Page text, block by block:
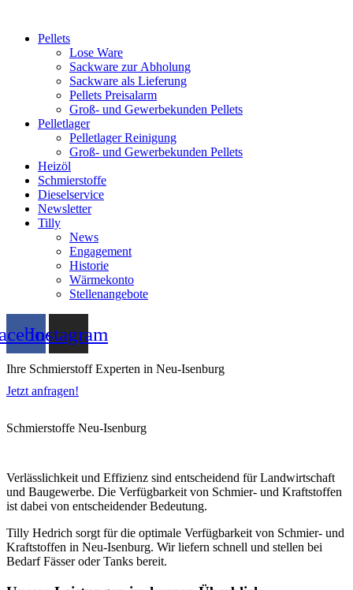
Pellets
Lose Ware
Sackware zur Abholung
Sackware als Lieferung
Pellets Preisalarm
Groß- und Gewerbekunden Pellets
Pelletlager
Pelletlager Reinigung
Groß- und Gewerbekunden Pellets
Heizöl
Schmierstoffe
Dieselservice
Newsletter
Tilly
News
Engagement
Historie
Wärmekonto
Stellenangebote
Instagram
Ihre Schmierstoff Experten in Neu-Isenburg
Jetzt anfragen!
Schmierstoffe Neu-Isenburg
Verlässlichkeit und Effizienz sind entscheidend für Landwirtschaft
und Baugewerbe. Die Verfügbarkeit von Schmier- und Kraftstoffen
ist dabei von entscheidender Bedeutung.
Tilly Hedrich sorgt für die optimale Verfügbarkeit von Schmier- und
Kraftstoffen in Neu-Isenburg. Wir liefern schnell und stellen bei
Bedarf Fässer oder Tanks bereit.